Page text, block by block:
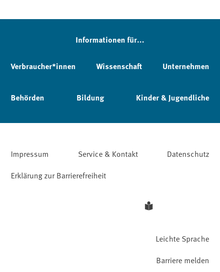
Informationen für...
Verbraucher*innen Wissenschaft Unternehmen
Behörden Bildung Kinder & Jugendliche
Impressum Service & Kontakt
Datenschutz
Erklärung zur Barrierefreiheit
Leichte Sprache
Barriere melden